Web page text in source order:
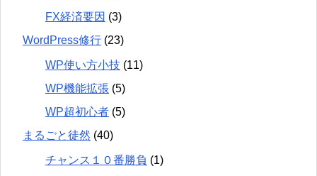
FX経済要因 (3)
WordPress修行 (23)
WP使い方小技 (11)
WP機能拡張 (5)
WP超初心者 (5)
まるごと徒然 (40)
チャンス１０番勝負 (1)